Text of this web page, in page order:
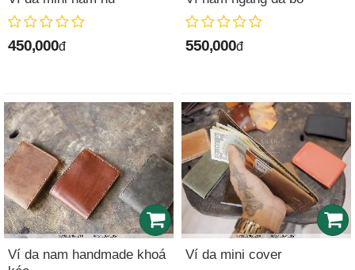
450,000đ 550,000đ
Ví da nam handmade khoá
Ví da mini cover